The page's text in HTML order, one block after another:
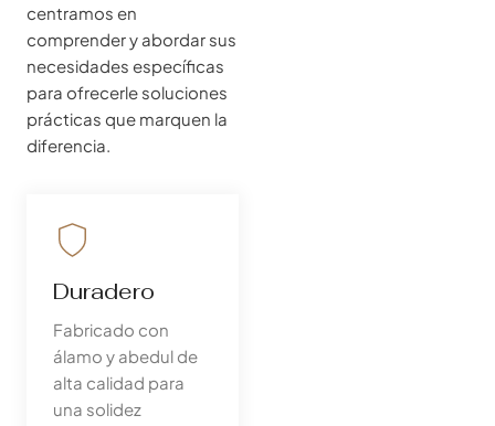
centramos en
comprender y abordar sus
necesidades específicas
para ofrecerle soluciones
prácticas que marquen la
diferencia.
Duradero
Fabricado con
álamo y abedul de
alta calidad para
una solidez